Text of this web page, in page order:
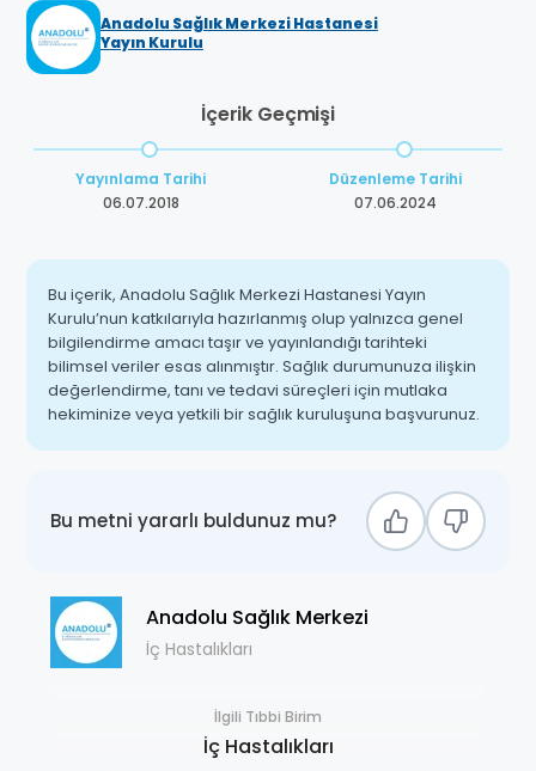
Anadolu Sağlık Merkezi Hastanesi
Yayın Kurulu
İçerik Geçmişi
Yayınlama Tarihi
06.07.2018
Düzenleme Tarihi
07.06.2024
Bu içerik, Anadolu Sağlık Merkezi Hastanesi Yayın
Kurulu’nun katkılarıyla hazırlanmış olup yalnızca genel
bilgilendirme amacı taşır ve yayınlandığı tarihteki
bilimsel veriler esas alınmıştır. Sağlık durumunuza ilişkin
değerlendirme, tanı ve tedavi süreçleri için mutlaka
hekiminize veya yetkili bir sağlık kuruluşuna başvurunuz.
Bu metni yararlı buldunuz mu?
Anadolu Sağlık Merkezi
İç Hastalıkları
İlgili Tıbbi Birim
İç Hastalıkları